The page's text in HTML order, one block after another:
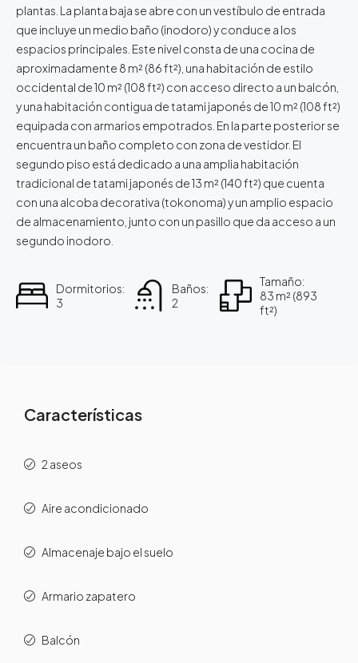
plantas. La planta baja se abre con un vestíbulo de entrada
que incluye un medio baño (inodoro) y conduce a los
espacios principales. Este nivel consta de una cocina de
aproximadamente 8 m² (86 ft²), una habitación de estilo
occidental de 10 m² (108 ft²) con acceso directo a un balcón,
y una habitación contigua de tatami japonés de 10 m² (108 ft²)
equipada con armarios empotrados. En la parte posterior se
encuentra un baño completo con zona de vestidor. El
segundo piso está dedicado a una amplia habitación
tradicional de tatami japonés de 13 m² (140 ft²) que cuenta
con una alcoba decorativa (tokonoma) y un amplio espacio
de almacenamiento, junto con un pasillo que da acceso a un
segundo inodoro.
Dormitorios:
3
Baños:
2
Tamaño:
83 m² (893
ft²)
Características
2 aseos
Aire acondicionado
Almacenaje bajo el suelo
Armario zapatero
Balcón